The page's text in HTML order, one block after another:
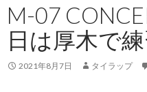
ツ
へ
移
動
M-07
日は厚木で練
2021年8月7日 タイラップ